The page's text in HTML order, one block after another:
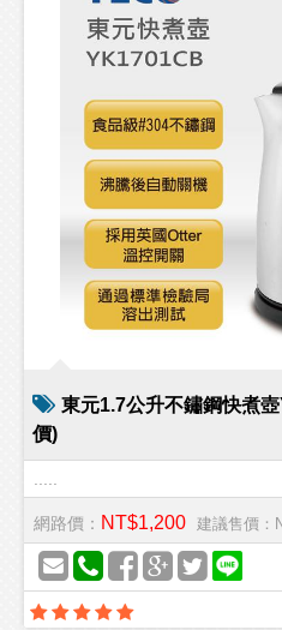
東元1.7公升不鏽鋼快煮
價)
網路價： NT$1,200 建議售價：